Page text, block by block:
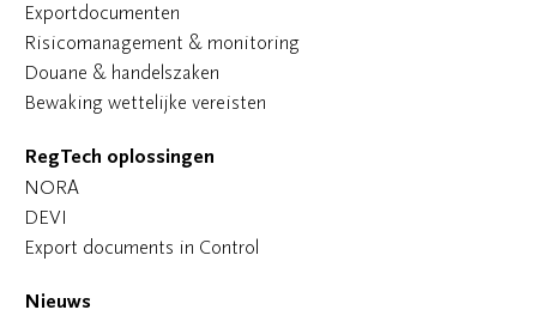
Exportdocumenten
Risicomanagement & monitoring
Douane & handelszaken
Bewaking wettelijke vereisten
RegTech oplossingen
NORA
DEVI
Export documents in Control
Nieuws